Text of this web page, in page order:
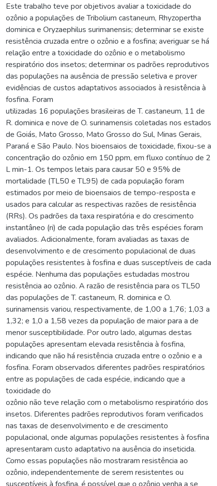
Este trabalho teve por objetivos avaliar a toxicidade do
ozônio a populações de Tribolium castaneum, Rhyzopertha
dominica e Oryzaephilus surimanensis; determinar se existe
resistência cruzada entre o ozônio e a fosfina; averiguar se há
relação entre a toxicidade do ozônio e o metabolismo
respiratório dos insetos; determinar os padrões reprodutivos
das populações na ausência de pressão seletiva e prover
evidências de custos adaptativos associados à resistência à
fosfina. Foram
utilizadas 16 populações brasileiras de T. castaneum, 11 de
R. dominica e nove de O. surinamensis coletadas nos estados
de Goiás, Mato Grosso, Mato Grosso do Sul, Minas Gerais,
Paraná e São Paulo. Nos bioensaios de toxicidade, fixou-se a
concentração do ozônio em 150 ppm, em fluxo contínuo de 2
L min-1. Os tempos letais para causar 50 e 95% de
mortalidade (TL50 e TL95) de cada população foram
estimados por meio de bioensaios de tempo-resposta e
usados para calcular as respectivas razões de resistência
(RRs). Os padrões da taxa respiratória e do crescimento
instantâneo (ri) de cada população das três espécies foram
avaliados. Adicionalmente, foram avaliadas as taxas de
desenvolvimento e de crescimento populacional de duas
populações resistentes à fosfina e duas susceptíveis de cada
espécie. Nenhuma das populações estudadas mostrou
resistência ao ozônio. A razão de resistência para os TL50
das populações de T. castaneum, R. dominica e O.
surinamensis variou, respectivamente, de 1,00 a 1,76; 1,03 a
1,32; e 1,0 a 1,58 vezes da população de maior para a de
menor susceptibilidade. Por outro lado, algumas destas
populações apresentam elevada resistência à fosfina,
indicando que não há resistência cruzada entre o ozônio e a
fosfina. Foram observados diferentes padrões respiratórios
entre as populações de cada espécie, indicando que a
toxicidade do
ozônio não teve relação com o metabolismo respiratório dos
insetos. Diferentes padrões reprodutivos foram verificados
nas taxas de desenvolvimento e de crescimento
populacional, onde algumas populações resistentes à fosfina
apresentaram custo adaptativo na ausência do inseticida.
Como essas populações não mostraram resistência ao
ozônio, independentemente de serem resistentes ou